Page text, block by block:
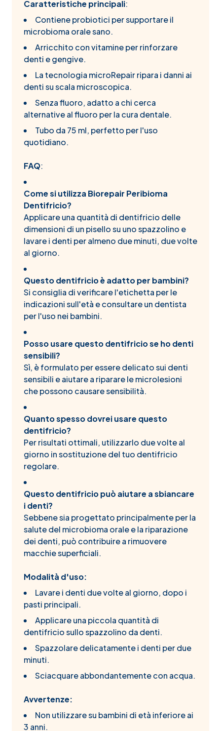
Caratteristiche principali:
Contiene probiotici per supportare il
microbioma orale sano.
Arricchito con vitamine per rinforzare
denti e gengive.
La tecnologia microRepair ripara i danni ai
denti su scala microscopica.
Senza fluoro, adatto a chi cerca
alternative al fluoro per la cura dentale.
Tubo da 75 ml, perfetto per l'uso
quotidiano.
FAQ:
Come si utilizza Biorepair Peribioma
Dentifricio?
Applicare una quantità di dentifricio delle
dimensioni di un pisello su uno spazzolino e
lavare i denti per almeno due minuti, due volte
al giorno.
Questo dentifricio è adatto per bambini?
Si consiglia di verificare l'etichetta per le
indicazioni sull'età e consultare un dentista
per l'uso nei bambini.
Posso usare questo dentifricio se ho denti
sensibili?
Sì, è formulato per essere delicato sui denti
sensibili e aiutare a riparare le microlesioni
che possono causare sensibilità.
Quanto spesso dovrei usare questo
dentifricio?
Per risultati ottimali, utilizzarlo due volte al
giorno in sostituzione del tuo dentifricio
regolare.
Questo dentifricio può aiutare a sbiancare
i denti?
Sebbene sia progettato principalmente per la
salute del microbioma orale e la riparazione
dei denti, può contribuire a rimuovere
macchie superficiali.
Modalità d'uso:
Lavare i denti due volte al giorno, dopo i
pasti principali.
Applicare una piccola quantità di
dentifricio sullo spazzolino da denti.
Spazzolare delicatamente i denti per due
minuti.
Sciacquare abbondantemente con acqua.
Avvertenze:
Non utilizzare su bambini di età inferiore ai
3 anni.